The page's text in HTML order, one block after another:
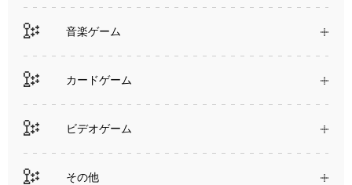
音楽ゲーム
カードゲーム
ビデオゲーム
その他